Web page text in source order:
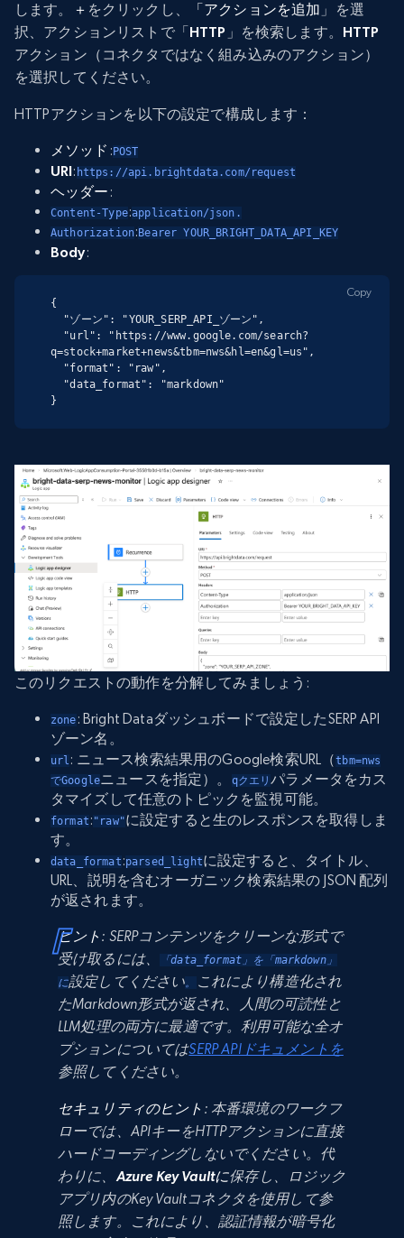
します。
＋ をクリックし、 「アクションを追加 」を選
択、アクションリストで「HTTP 」を検索します。 HTTP
アクション（コネクタではなく組み込みのアクション）
を選択してください。
HTTPアクションを以下の設定で構成します：
メソッド : POST
URI: https://api.brightdata.com/request
ヘッダー :
Content-Type:application/json.
Authorization:Bearer YOUR_BRIGHT_DATA_API_KEY
Body:
{
q=stock+market+news&tbm=nws&hl=en&gl=us",
}
Copy
このリクエストの動作を分解してみましょう:
zone : Bright Dataダッシュボードで設定したSERP API
ゾーン名。
url : ニュース検索結果用のGoogle検索URL（tbm=nws
でGoogleニュースを指定）。 qクエリパラメータをカス
タマイズして任意のトピックを監視可能。
format: "raw"に設定すると生のレスポンスを取得しま
す。
data_format:parsed_lightに設定すると、タイトル、
URL、説明を含むオーガニック検索結果の JSON 配列
が返されます。
ヒント : SERPコンテンツをクリーンな形式で
受け取るには、
「data_format」を「markdown」
に設定してください。
これにより構造化され
たMarkdown形式が返され、人間の可読性と
LLM処理の両方に最適です。利用可能な全オ
プションについてはSERP APIドキュメントを
参照してください。
セキュリティのヒント : 本番環境のワークフ
ローでは、APIキーをHTTPアクションに直接
ハードコーディングしないでください。代
わりに、
Azure Key Vaultに保存し、ロジック
アプリ内のKey Vaultコネクタを使用して参
照します。これにより、認証情報が暗号化